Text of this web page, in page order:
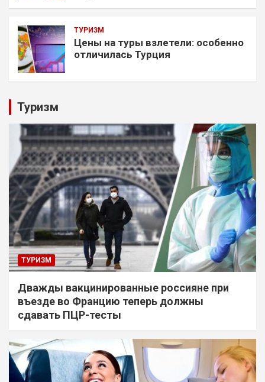
ТУРИЗМ
Цены на туры взлетели: особенно
отличилась Турция
Туризм
ТУРИЗМ
Дважды вакцинированные россияне при
въезде во Францию теперь должны
сдавать ПЦР-тесты